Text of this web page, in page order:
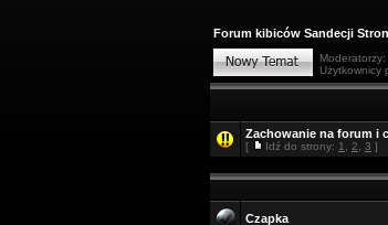
Forum kibiców Sandecji
Użytkownicy
Zachowanie na forum i
[ Idź do strony: 1 2 3 ]
Czapka